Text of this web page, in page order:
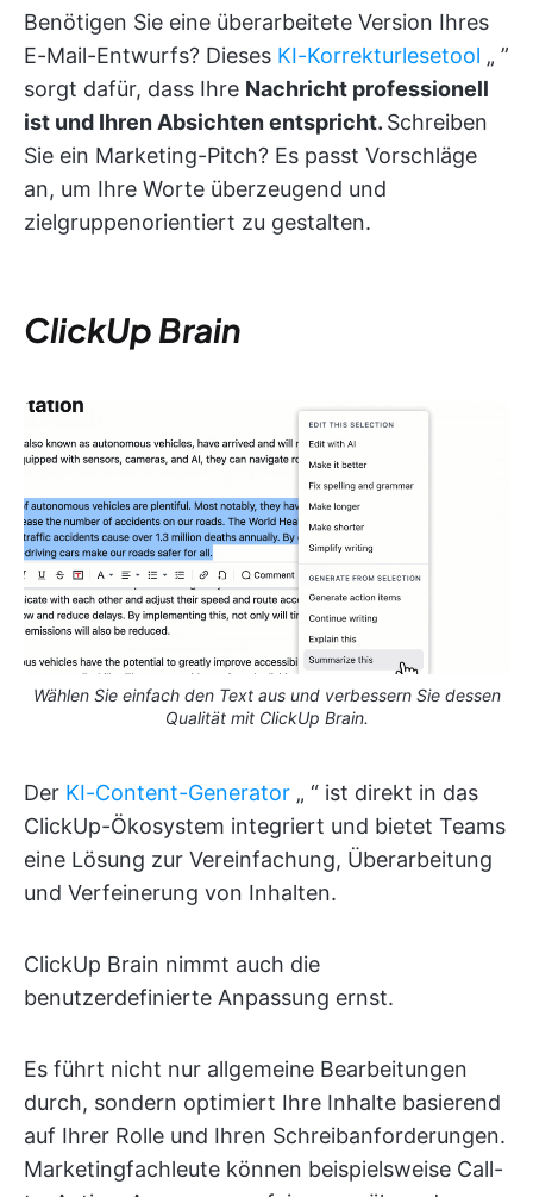
Benötigen Sie eine überarbeitete Version Ihres
E-Mail-Entwurfs? Dieses KI-Korrekturlesetool „ ”
sorgt dafür, dass Ihre Nachricht professionell
ist und Ihren Absichten entspricht. Schreiben
Sie ein Marketing-Pitch? Es passt Vorschläge
an, um Ihre Worte überzeugend und
zielgruppenorientiert zu gestalten.
ClickUp Brain
Wählen Sie einfach den Text aus und verbessern Sie dessen
Qualität mit ClickUp Brain.
Der KI-Content-Generator „ “ ist direkt in das
ClickUp-Ökosystem integriert und bietet Teams
eine Lösung zur Vereinfachung, Überarbeitung
und Verfeinerung von Inhalten.
ClickUp Brain nimmt auch die
benutzerdefinierte Anpassung ernst.
Es führt nicht nur allgemeine Bearbeitungen
durch, sondern optimiert Ihre Inhalte basierend
auf Ihrer Rolle und Ihren Schreibanforderungen.
Marketingfachleute können beispielsweise Call-